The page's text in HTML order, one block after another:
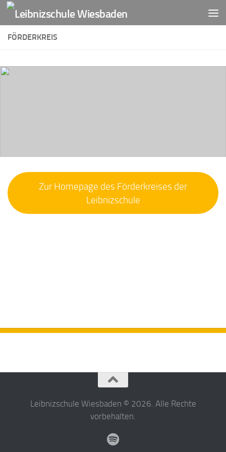
Zum Inhalt springen
FÖRDERKREIS
Zur Homepage des Förderkreises der
Leibnizschule
Leibnizschule Wiesbaden © 2026. Alle Rechte
vorbehalten.